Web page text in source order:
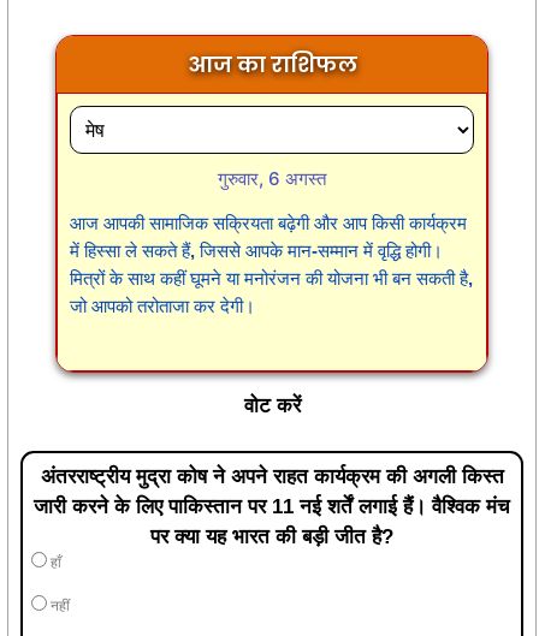
आज का राशिफल
गुरुवार, 6 अगस्त
आज आपकी सामाजिक सक्रियता बढ़ेगी और आप किसी कार्यक्रम
में हिस्सा ले सकते हैं, जिससे आपके मान-सम्मान में वृद्धि होगी।
मित्रों के साथ कहीं घूमने या मनोरंजन की योजना भी बन सकती है,
जो आपको तरोताजा कर देगी।
वोट करें
अंतरराष्ट्रीय मुद्रा कोष ने अपने राहत कार्यक्रम की अगली किस्त
जारी करने के लिए पाकिस्तान पर 11 नई शर्तें लगाई हैं। वैश्विक मंच
पर क्या यह भारत की बड़ी जीत है?
हाँ
नहीं